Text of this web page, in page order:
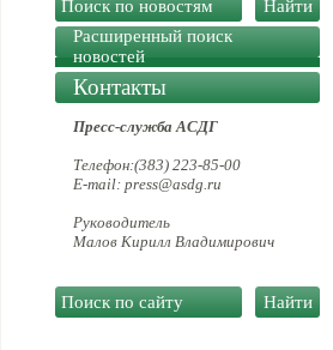
Расширенный поиск
новостей
Контакты
Пресс-служба АСДГ
Телефон:(383) 223-85-00
E-mail: press@asdg.ru
Руководитель
Малов Кирилл Владимирович